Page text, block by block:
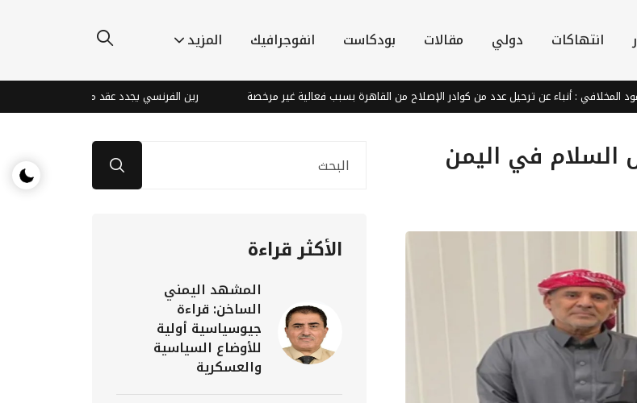
انتهاكات دولي مقالات بودكاست انفوجرافيك المزيد
: أنباء عن ترحيل عدد من كوادر الإصلاح من القاهرة بسبب فعالية غير مرخصة رين الفرنسي يجدد عقد مدربه هايس حتى 2028
في اليمن
الأكثر قراءة
المشهد اليمني
الساخن: قراءة
جيوسياسية أولية
للأوضاع السياسية
والعسكرية